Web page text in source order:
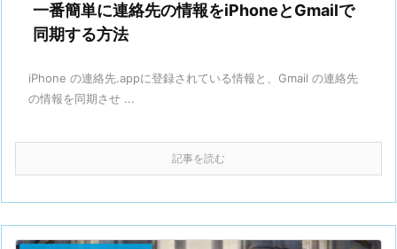
一番簡単に連絡先の情報をiPhoneとGmailで
同期する方法
iPhone の連絡先.appに登録されている情報と、Gmail の連絡先
の情報を同期させ ...
記事を読む